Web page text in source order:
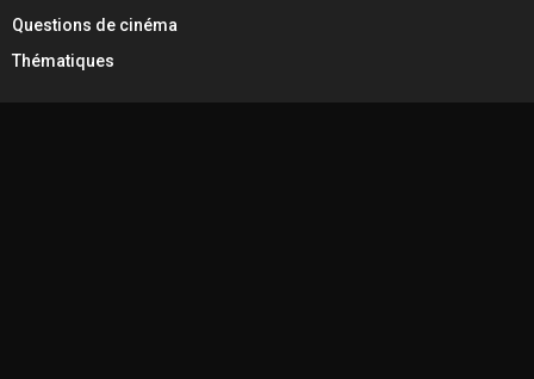
Questions de cinéma
Thématiques